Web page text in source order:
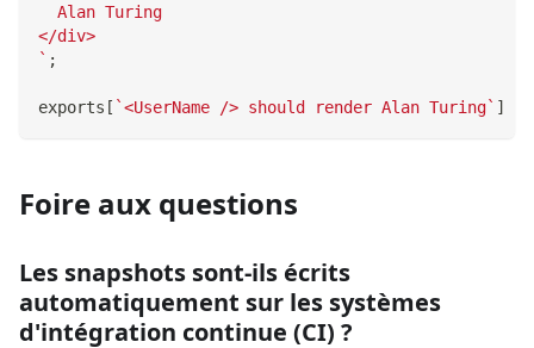
  Alan Turing
</div>
` ;
exports [ `<UserName /> should render Alan Turing` ]
Foire aux questions
Les snapshots sont-ils écrits
automatiquement sur les systèmes
d'intégration continue (CI) ?